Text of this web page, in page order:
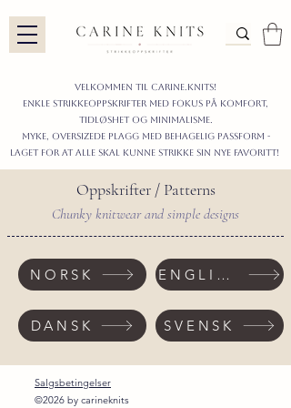
Velkommen til carine.knits!
enkle STRIKKEoppskrifter MED FOKUS PÅ KOMFORT,
TIDLØShet OG MINIMALISme.
myke, oversizede plagg med behagelig passform -
LAGET FOR AT ALLE skal KUNNE strikke sIN nyE favoritt!
Oppskrifter / Patterns
Chunky knitwear and simple designs
NORSK ENGLISH
DANSK SVENSK
Salgsbetingelser
©2026 by carineknits